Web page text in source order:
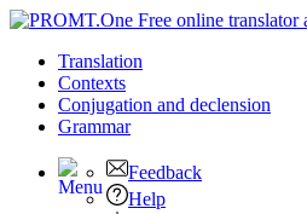
Translation
Contexts
Conjugation and declension
Grammar
Feedback
Help